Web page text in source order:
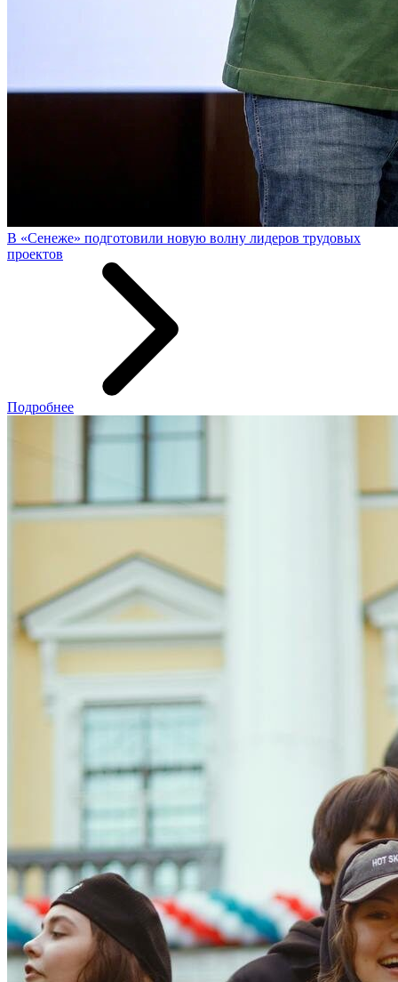
В «Сенеже» подготовили новую волну лидеров трудовых
проектов
Подробнее